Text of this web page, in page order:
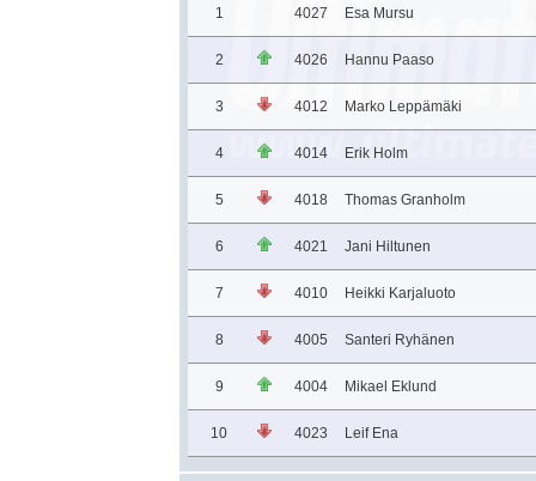
1 4027 Esa Mursu
2 4026 Hannu Paaso
3 4012 Marko Leppämäki
4 4014 Erik Holm
5 4018 Thomas Granholm
6 4021 Jani Hiltunen
7 4010 Heikki Karjaluoto
8 4005 Santeri Ryhänen
9 4004 Mikael Eklund
10 4023 Leif Ena